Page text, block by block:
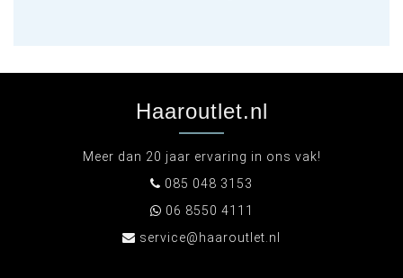
Haaroutlet.nl
Meer dan 20 jaar ervaring in ons vak!
085 048 3153
06 8550 4111
service@haaroutlet.nl